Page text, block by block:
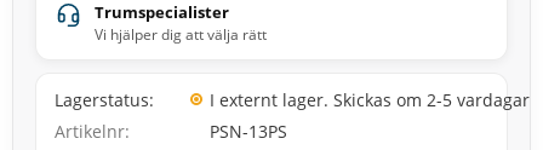
Trumspecialister
Vi hjälper dig att välja rätt
Lagerstatus
I externt lager. Skickas om 2-5 vardagar
Artikelnr
PSN-13PS